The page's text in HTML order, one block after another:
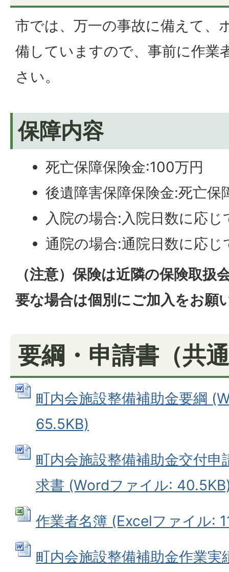
市では、万一の事故に備えて、
備していますので、事前に作業
さい。
保障内容
死亡保障保険金:100万円
後遺障害保障保険金:死亡
入院の場合:入院日数に応じ
通院の場合:通院日数に応
（注意）保険は近隣の保険取扱
要な場合は個別にご加入をお願
要綱・申請書（共
町内会施設整備補助金要綱
65.5KB)
町内会施設整備補助金交付申
求書 (Wordファイル:
作業者名簿 (Excelファイル:
町内会施設整備補助金作業